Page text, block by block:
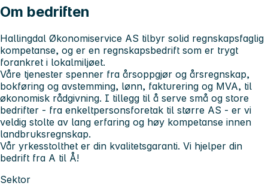
Om bedriften
Hallingdal Økonomiservice AS tilbyr solid regnskapsfaglig
kompetanse, og er en regnskapsbedrift som er trygt
forankret i lokalmiljøet.
Våre tjenester spenner fra årsoppgjør og årsregnskap,
bokføring og avstemming, lønn, fakturering og MVA, til
økonomisk rådgivning. I tillegg til å serve små og store
bedrifter - fra enkeltpersonsforetak til større AS - er vi
veldig stolte av lang erfaring og høy kompetanse innen
landbruksregnskap.
Vår yrkesstolthet er din kvalitetsgaranti. Vi hjelper din
bedrift fra A til Å!
Sektor